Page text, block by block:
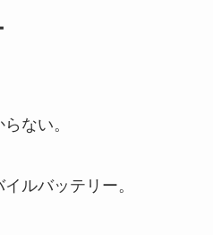
ない。
ルバッテリー。